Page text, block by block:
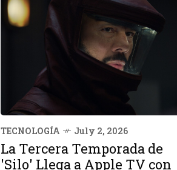
TECNOLOGÍA July 2, 2026
La Tercera Temporada de
'Silo' Llega a Apple TV con